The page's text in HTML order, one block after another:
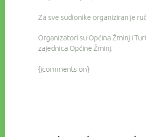
Za sve sudionike organiziran je
Organizatori su Općina Žminj i
zajednica Općine Žminj.
{jcomments on}